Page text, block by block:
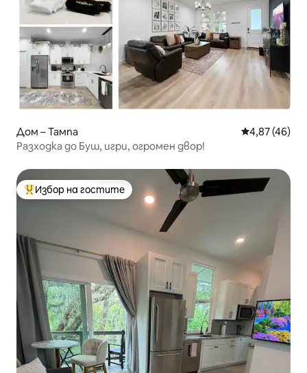
Дом – Тампа Средна
4,87 (46)
Разходка до Буш, игри, огромен двор!
Най-популярен избор на гостите
Избор на гостите